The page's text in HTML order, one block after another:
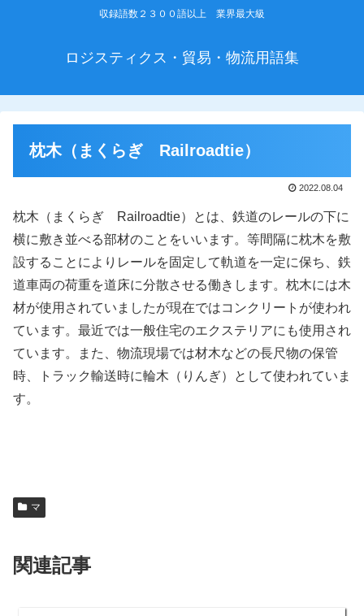
収録語数２３００語以上 業界最大級
ロジスティクス・貿易・物流用語集
枕木（まくらぎ Railroadtie）
2022.08.04
枕木（まくらぎ Railroadtie）とは、鉄道のレールの下に
横に敷き並べる部材のことをいいます。等間隔に枕木を敷
設することによりレールを固定して軌道を一定に保ち、鉄
道車両の荷重を道床に分散させる働きします。枕木には木
材が使用されていましたが現在ではコンクリートが使われ
ています。最近では一般住宅のエクステリアにも使用され
ています。また、物流現場では材木などの長尺物の保管
時、トラック輸送時に輪木（りんぎ）として使われていま
す。
マ
関連記事